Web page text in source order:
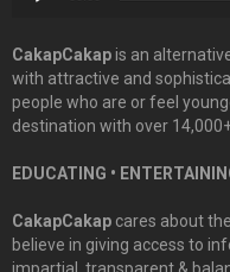
CakapCakapis an
with attractive and
people who are or feel
destination with over
EDUCATING •
CakapCakap cares about
believe in giving access to